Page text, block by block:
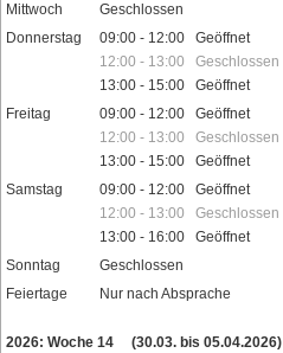
Mittwoch
Geschlossen
Donnerstag
09:00 - 12:00 Geöffnet
12:00 - 13:00 Geschlossen
13:00 - 15:00 Geöffnet
Freitag
09:00 - 12:00 Geöffnet
12:00 - 13:00 Geschlossen
13:00 - 15:00 Geöffnet
Samstag
09:00 - 12:00 Geöffnet
12:00 - 13:00 Geschlossen
13:00 - 16:00 Geöffnet
Sonntag
Geschlossen
Feiertage
Nur nach Absprache
2026: Woche 14
(30.03. bis 05.04.2026)